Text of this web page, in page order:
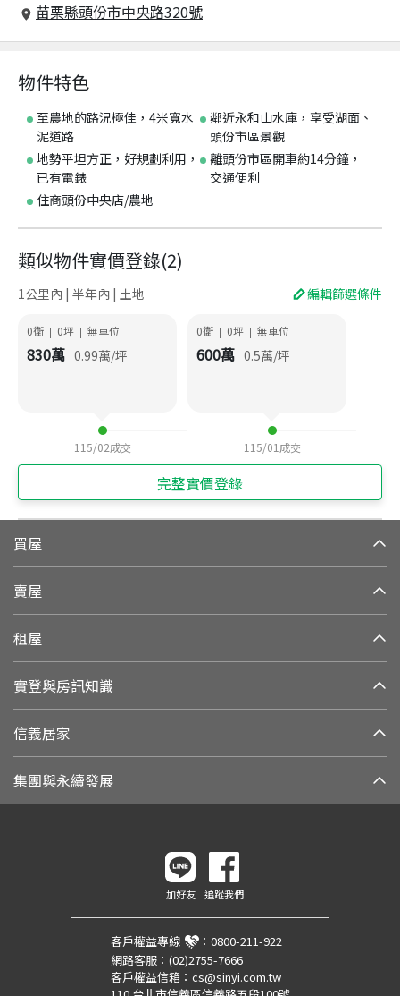
苗栗縣頭份市中央路320號
物件特色
至農地的路況極佳，4米寬水
泥道路
鄰近永和山水庫，享受湖面、
頭份市區景觀
地勢平坦方正，好規劃利用，
已有電錶
離頭份市區開車約14分鐘，
交通便利
住商頭份中央店/農地
類似物件實價登錄(2)
1公里內 | 半年內 | 土地 編輯篩選條件
0衛 | 0坪 | 無車位
830萬 0.99萬/坪
115/02成交
0衛 | 0坪 | 無車位
600萬 0.5萬/坪
115/01 成交
完整實價登錄
買屋
賣屋
租屋
實登與房訊知識
信義居家
集團與永續發展
加好友 追蹤我們
客戶權益專線 ： 0800-211-922
網路客服： (02)2755-7666
客戶權益信箱： cs@sinyi.com.tw